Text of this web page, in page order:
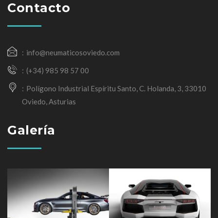
Contacto
info@neumaticosoviedo.com
(+34) 985 98 57 00
Polígono Industrial Espíritu Santo, C. Holanda, 3, 33010
Oviedo, Asturias
Galería